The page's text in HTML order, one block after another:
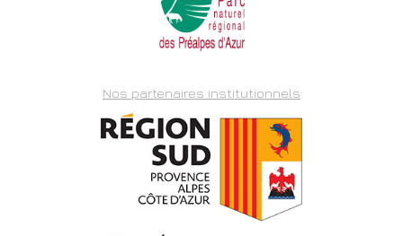
Nos partenaires institutionnels